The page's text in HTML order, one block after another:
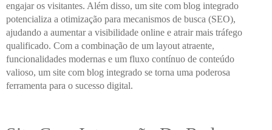
engajar os visitantes. Além disso, um site com blog integrado
potencializa a otimização para mecanismos de busca (SEO),
ajudando a aumentar a visibilidade online e atrair mais tráfego
qualificado. Com a combinação de um layout atraente,
funcionalidades modernas e um fluxo contínuo de conteúdo
valioso, um site com blog integrado se torna uma poderosa
ferramenta para o sucesso digital.